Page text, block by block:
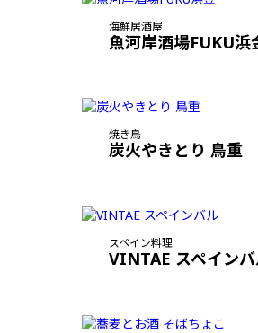
海鮮居酒屋
魚河岸酒場FUKU浜
焼き鳥
炭火やきとり 鳥重
スペイン料理
VINTAE スペイン